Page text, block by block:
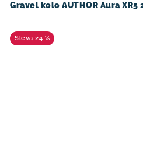
Gravel kolo AUTHOR Aura
24 %